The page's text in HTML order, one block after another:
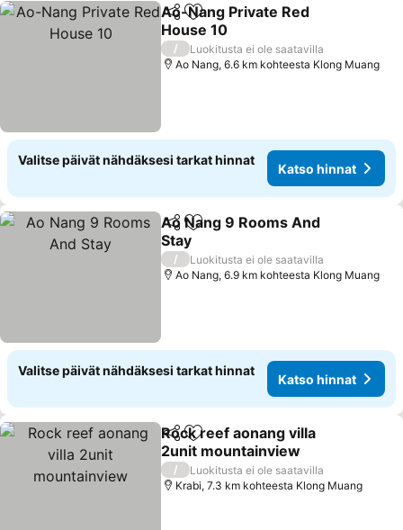
Jaa Lisää suosikkeihin
Ao-Nang Private Red
House 10
/
Luokitusta ei ole saatavilla
Ao Nang, 6.6 km kohteesta Klong Muang
Valitse päivät nähdäksesi tarkat hinnat
Katso hinnat
Jaa Lisää suosikkeihin
Ao Nang 9 Rooms And
Stay
/
Luokitusta ei ole saatavilla
Ao Nang, 6.9 km kohteesta Klong Muang
Valitse päivät nähdäksesi tarkat hinnat
Katso hinnat
Jaa Lisää suosikkeihin
Rock reef aonang villa
2unit mountainview
/
Luokitusta ei ole saatavilla
Krabi, 7.3 km kohteesta Klong Muang